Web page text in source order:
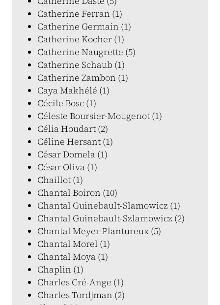
Catherine Ferran (1)
Catherine Germain (1)
Catherine Kocher (1)
Catherine Naugrette (5)
Catherine Schaub (1)
Catherine Zambon (1)
Caya Makhélé (1)
Cécile Bosc (1)
Céleste Boursier-Mougenot (1)
Célia Houdart (2)
Céline Hersant (1)
César Domela (1)
César Oliva (1)
Chaillot (1)
Chantal Boiron (10)
Chantal Guinebault-Slamowicz (1)
Chantal Guinebault-Szlamowicz (2)
Chantal Meyer-Plantureux (5)
Chantal Morel (1)
Chantal Moya (1)
Chaplin (1)
Charles Cré-Ange (1)
Charles Tordjman (2)